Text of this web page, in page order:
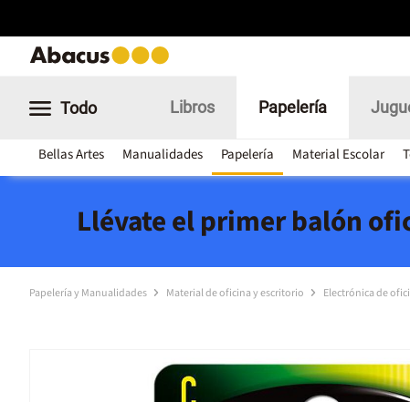
Todo Libros Papelería
Bellas Artes Manualidades Papelería Material Escolar
Llévate el primer balón
Papelería y Manualidades Material de oficina y escritorio Electrónica de